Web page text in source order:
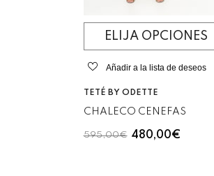
ELIJA OPCIONES
Añadir a la lista de deseos
VENDEDOR:
TETÉ BY ODETTE
CHALECO CENEFAS
595,00€ 480,00€